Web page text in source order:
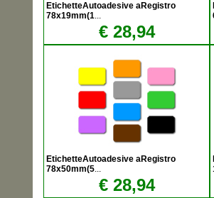
EtichetteAutoadesive aRegistro
78x19mm(1...
€ 28,94
EtichetteAutoadesive aRegistro
78x50mm(5...
€ 28,94